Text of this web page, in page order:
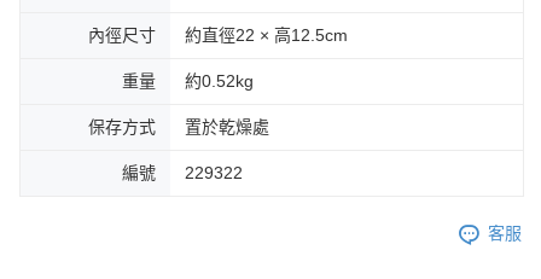
內徑尺寸 約直徑22 × 高12.5cm
重量 約0.52kg
保存方式 置於乾燥處
編號 229322
客服